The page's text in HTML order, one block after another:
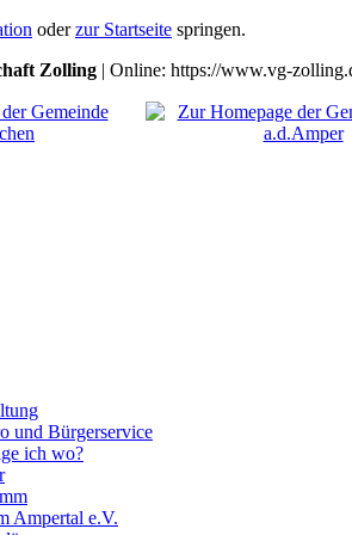
oderzur Startseite springen.
Zolling | Online: https://www.vg-
und Bürgerservice
ich wo?
Ampertal e.V.